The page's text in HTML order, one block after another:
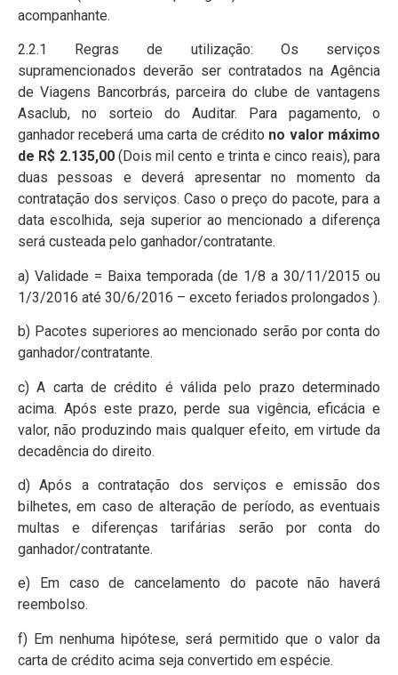
acompanhante.
2.2.1 Regras de utilização: Os serviços
supramencionados deverão ser contratados na Agência
de Viagens Bancorbrás, parceira do clube de vantagens
Asaclub, no sorteio do Auditar. Para pagamento, o
ganhador receberá uma carta de crédito no valor máximo
de R$ 2.135,00(Dois mil cento e trinta e cinco reais), para
duas pessoas e deverá apresentar no momento da
contratação dos serviços. Caso o preço do pacote, para a
data escolhida, seja superior ao mencionado a diferença
será custeada pelo ganhador/contratante.
a) Validade = Baixa temporada (de 1/8 a 30/11/2015 ou
1/3/2016 até 30/6/2016 – exceto feriados prolongados ).
b) Pacotes superiores ao mencionado serão por conta do
ganhador/contratante.
c) A carta de crédito é válida pelo prazo determinado
acima. Após este prazo, perde sua vigência, eficácia e
valor, não produzindo mais qualquer efeito, em virtude da
decadência do direito.
d) Após a contratação dos serviços e emissão dos
bilhetes, em caso de alteração de período, as eventuais
multas e diferenças tarifárias serão por conta do
ganhador/contratante.
e) Em caso de cancelamento do pacote não haverá
reembolso.
f) Em nenhuma hipótese, será permitido que o valor da
carta de crédito acima seja convertido em espécie.